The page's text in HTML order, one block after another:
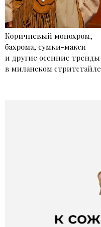
Коричневый монохром,
бахрома, сумки-макси
и другие осенние тренды
в миланском стритстайле